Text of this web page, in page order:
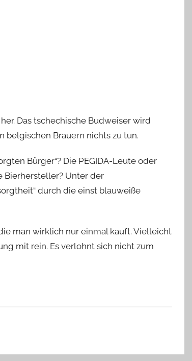
Das tschechische Budweiser wird
belgischen Brauern nichts zu tun.
Bürger“? Die PEGIDA-Leute oder
Bierhersteller? Unter der
durch die einst blauweiße
man wirklich nur einmal kauft. Vielleicht
mit rein. Es verlohnt sich nicht zum